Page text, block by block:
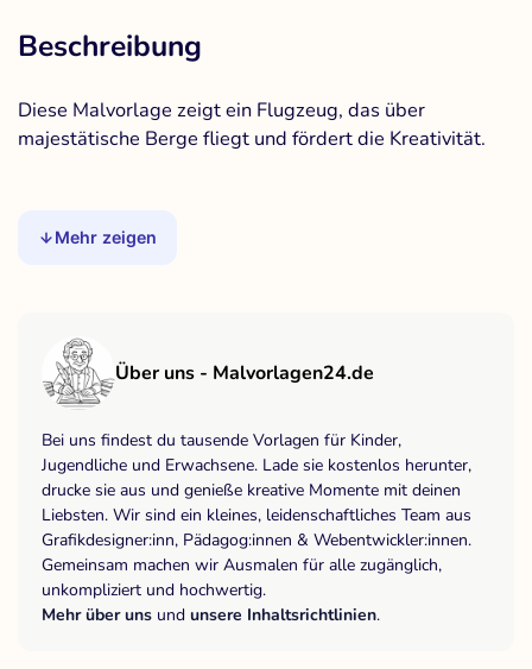
Beschreibung
Diese Malvorlage zeigt ein Flugzeug, das über
majestätische Berge fliegt und fördert die Kreativität.
Mehr zeigen
Über uns - Malvorlagen24.de
Bei uns findest du tausende Vorlagen für Kinder,
Jugendliche und Erwachsene. Lade sie kostenlos herunter,
drucke sie aus und genieße kreative Momente mit deinen
Liebsten. Wir sind ein kleines, leidenschaftliches Team aus
Grafikdesigner:inn, Pädagog:innen & Webentwickler:innen.
Gemeinsam machen wir Ausmalen für alle zugänglich,
unkompliziert und hochwertig.
Mehr über uns und unsere Inhaltsrichtlinien.